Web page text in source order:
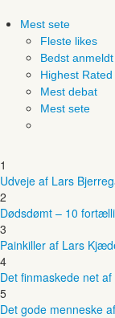
Mest sete
Fleste likes
Bedst anmeldt
Highest Rated
Mest debat
Mest sete
1
Udveje af Lars
2
Dødsdømt – 10
3
Painkiller af Lars
4
Det finmaskede net
5
Det gode menneske